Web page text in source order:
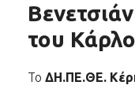
του
Το ΔΗ.ΠΕ.ΘΕ.